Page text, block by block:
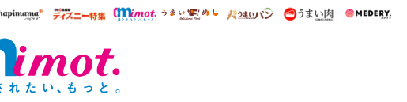
レぴあ総研ハピママ* ウレぴあ総研 ディズニー特集
mimot. うまいめし うまいパン うまい肉